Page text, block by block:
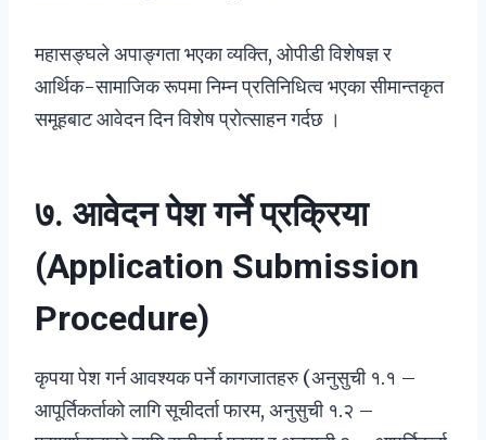
महासङ्घले अपाङ्गता भएका व्यक्ति, ओपीडी विशेषज्ञ र
आर्थिक-सामाजिक रूपमा निम्न प्रतिनिधित्व भएका सीमान्तकृत
समूहबाट आवेदन दिन विशेष प्रोत्साहन गर्दछ ।
७. आवेदन पेश गर्ने प्रक्रिया
(Application Submission
Procedure)
कृपया पेश गर्न आवश्यक पर्ने कागजातहरु (अनुसुची १.१ –
आपूर्तिकर्ताको लागि सूचीदर्ता फारम, अनुसुची १.२ –